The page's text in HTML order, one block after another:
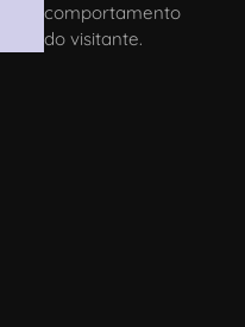
comportamento
do visitante.